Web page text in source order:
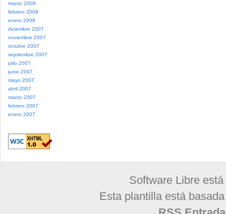
marzo 2008
febrero 2008
enero 2008
diciembre 2007
noviembre 2007
octubre 2007
septiembre 2007
julio 2007
junio 2007
mayo 2007
abril 2007
marzo 2007
febrero 2007
enero 2007
Software Libre
Esta plantilla está